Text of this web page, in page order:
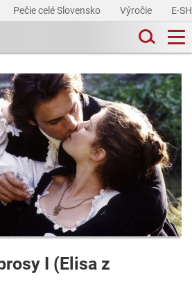
Pečie celé Slovensko Výročie E-
I (Elisa z